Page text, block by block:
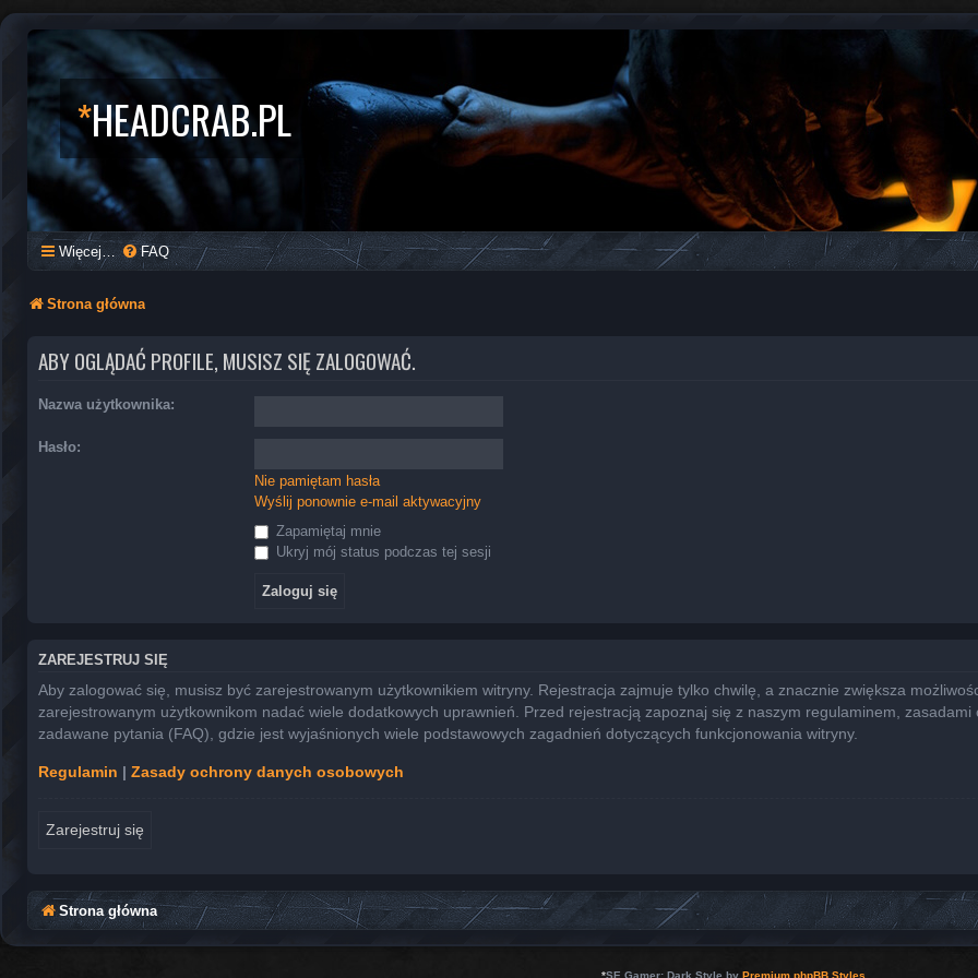
*HEADCRAB.PL
Więcej… FAQ
Strona główna
ABY OGLĄDAĆ PROFILE, MUSISZ SIĘ ZALOGOWAĆ.
Nazwa użytkownika:
Hasło:
Nie pamiętam hasła
Wyślij ponownie e-mail aktywacyjny
Zapamiętaj mnie
Ukryj mój status podczas tej sesji
ZAREJESTRUJ SIĘ
Aby zalogować się, musisz być zarejestrowanym użytkownikiem witryny. Rejestracja zajmuje tylko chwilę, a znacznie zwiększa
zarejestrowanym użytkownikom nadać wiele dodatkowych uprawnień. Przed rejestracją zapoznaj się z naszym regulaminem,
zadawane pytania (FAQ), gdzie jest wyjaśnionych wiele podstawowych zagadnień dotyczących funkcjonowania witryny.
Regulamin | Zasady ochrony danych osobowych
Zarejestruj się
Strona główna
*SE Gamer: Dark Style by Premium phpBB Styles